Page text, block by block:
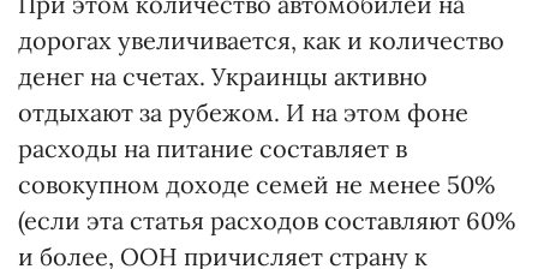
дорогах увеличивается, как и количество
денег на счетах. Украинцы активно
отдыхают за рубежом. И на этом фоне
расходы на питание составляет в
совокупном доходе семей не менее 50%
(если эта статья расходов составляют 60%
и более, ООН причисляет страну к